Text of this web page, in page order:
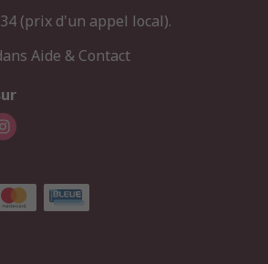
(prix d'un appel local).
Aide & Contact